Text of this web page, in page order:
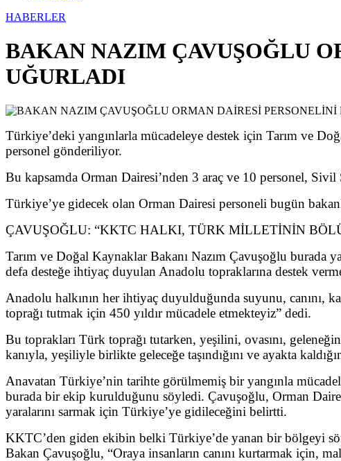
HABERLER
BAKAN NAZIM ÇAVUŞOĞLU
UĞURLADI
Türkiye’deki yangınlarla mücadeleye destek için Tarım ve
personel gönderiliyor.
Bu kapsamda Orman Dairesi’nden 3 araç ve 10 personel,
Türkiye’ye gidecek olan Orman Dairesi personeli bugün
ÇAVUŞOĞLU: “KKTC HALKI, TÜRK MİLLETİNİN
Tarım ve Doğal Kaynaklar Bakanı Nazım Çavuşoğlu burada
defa desteğe ihtiyaç duyulan Anadolu topraklarına destek
Anadolu halkının her ihtiyaç duyulduğunda suyunu, canını,
toprağı tutmak için 450 yıldır mücadele etmekteyiz” dedi.
Bu toprakları Türk toprağı tutarken, yeşilini, ovasını,
kanıyla, yeşiliyle birlikte geleceğe taşındığını ve ayakta
Anavatan Türkiye’nin tarihte görülmemiş bir yangınla
burada bir ekip kurulduğunu söyledi. Çavuşoğlu, Orman
yaralarını sarmak için Türkiye’ye gidileceğini belirtti.
KKTC’den giden ekibin belki Türkiye’de yanan bir bölgeyi
Bakan Çavuşoğlu, “Oraya insanların canını kurtarmak için,